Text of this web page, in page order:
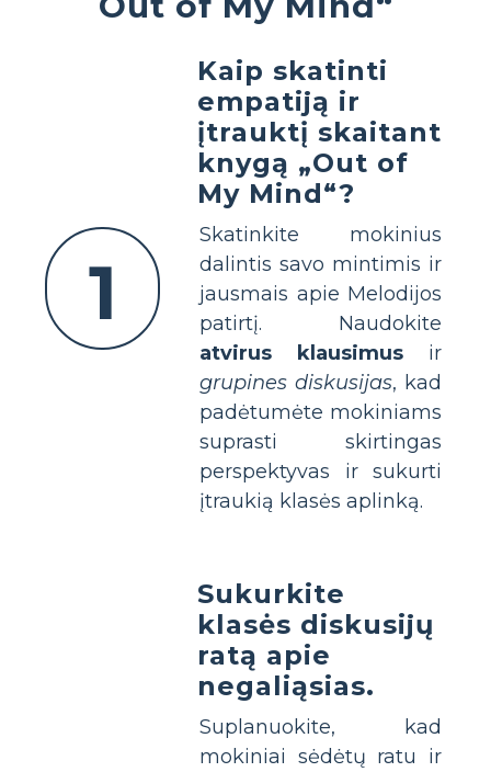
1
Kaip skatinti
empatiją ir
įtrauktį skaitant
knygą „Out of
My Mind“?
Skatinkite mokinius
dalintis savo mintimis ir
jausmais apie Melodijos
patirtį. Naudokite
atvirus klausimus ir
grupines diskusijas, kad
padėtumėte mokiniams
suprasti skirtingas
perspektyvas ir sukurti
įtraukią klasės aplinką.
Sukurkite
klasės diskusijų
ratą apie
negaliąsias.
Suplanuokite, kad
mokiniai sėdėtų ratu ir